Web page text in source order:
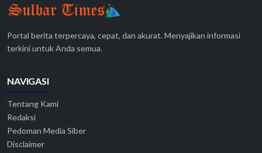
Portal berita terpercaya, cepat, dan akurat. Menyajikan informasi
terkini untuk Anda semua.
NAVIGASI
Tentang Kami
Redaksi
Pedoman Media Siber
Disclaimer